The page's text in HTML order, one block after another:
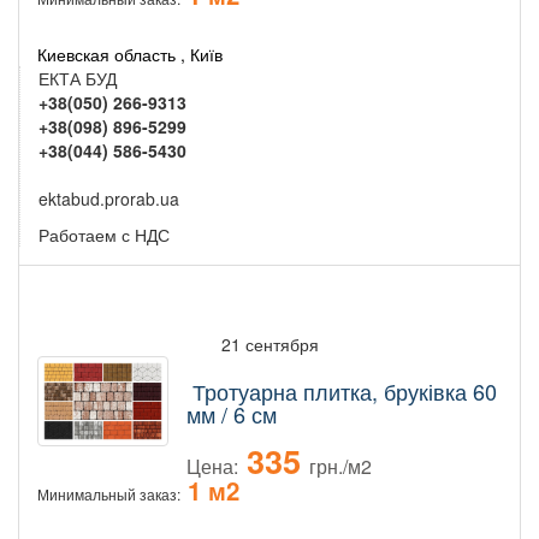
Киевская область , Київ
ЕКТА БУД
+38(050) 266-9313
+38(098) 896-5299
+38(044) 586-5430
ektabud.prorab.ua
Работаем с НДС
21 сентября
Тротуарна плитка, бруківка 60
мм / 6 см
Цена: 335 грн./м2
Минимальный заказ: 1 м2